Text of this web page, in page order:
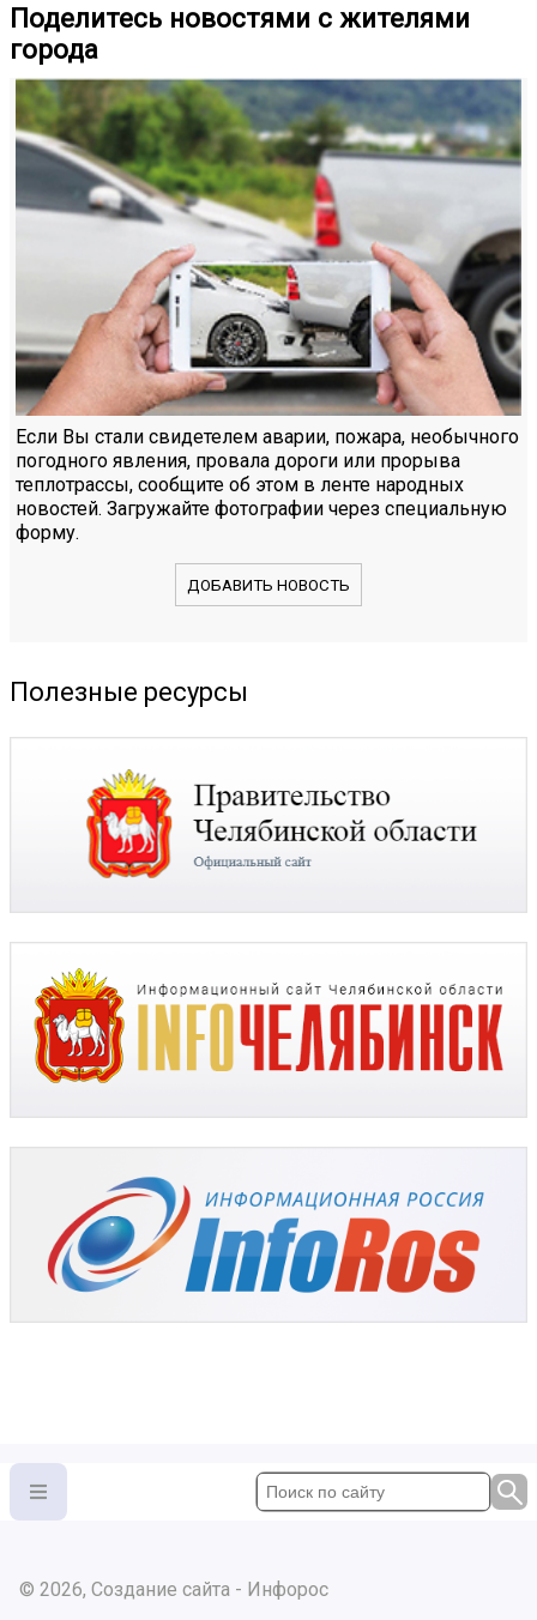
Поделитесь новостями с жителями
города
Если Вы стали свидетелем аварии, пожара, необычного
погодного явления, провала дороги или прорыва
теплотрассы, сообщите об этом в ленте народных
новостей. Загружайте фотографии через специальную
форму.
ДОБАВИТЬ НОВОСТЬ
Полезные ресурсы
© 2026, Создание сайта - Инфорос